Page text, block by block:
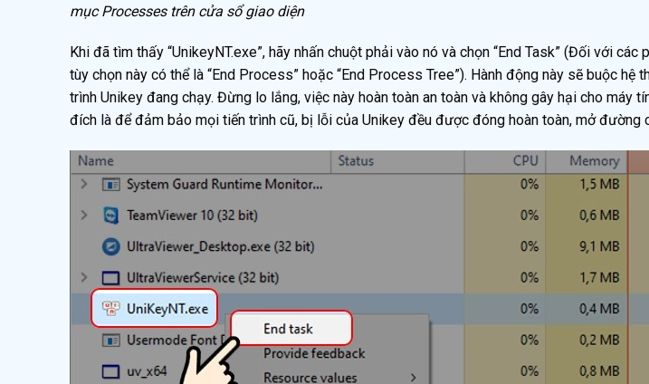
mục Processes trên cửa sổ giao diện
Khi đã tìm thấy “UnikeyNT.exe”, hãy nhấn chuột phải vào nó và chọn “End Task” (Đối với
tùy chọn này có thể là “End Process” hoặc “End Process Tree”). Hành động này sẽ buộc hệ
trình Unikey đang chạy. Đừng lo lắng, việc này hoàn toàn an toàn và không gây hại cho máy
đích là để đảm bảo mọi tiến trình cũ, bị lỗi của Unikey đều được đóng hoàn toàn, mở đường